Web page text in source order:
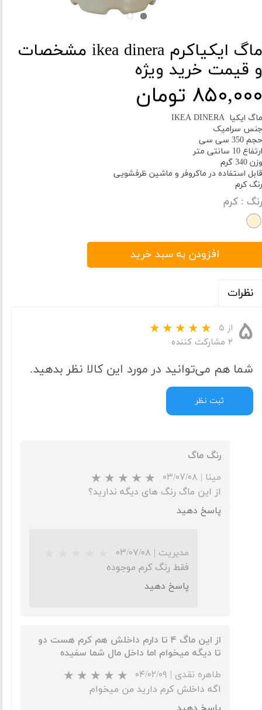
ماگ ایکیاکرم ikea dinera مشخصات
و قیمت خرید ویژه
۸۵۰,۰۰۰ تومان
ماگ ایکیا IKEA DINERA
جنس سرامیک
حجم 350 سی سی
ارتفاع 10 سانتی متر
وزن 340 گرم
قابل استفاده در ماکروفر و ماشین ظرفشویی
رنگ کرم
رنگ : کرم
افزودن به سبد خرید
نظرات
۵ از ۵
۲ مشارکت کننده
شما هم می‌توانید در مورد این کالا نظر بدهید.
ثبت نظر
رنگ ماگ
مینا | ۰۳/۰۷/۰۸
از این ماگ رنگ های دیگه ندارید؟
پاسخ دهید
مدیریت | ۰۳/۰۷/۰۸
فقط رنگ کرم موجوده
پاسخ دهید
از این ماگ ۴ تا دارم داخلش هم کرم هست دو
تا دیگه میخوام اما داخل مال شما سفیده
طاهره نقدی | ۰۴/۰۲/۰۹
اگه داخلش کرم دارید من میخوام